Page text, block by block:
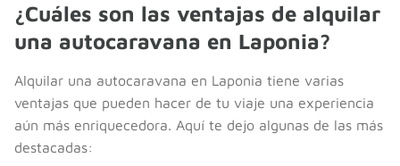
¿Cuáles son las ventajas de alquilar
una autocaravana en Laponia?
Alquilar una autocaravana en Laponia tiene varias
ventajas que pueden hacer de tu viaje una experiencia
aún más enriquecedora. Aquí te dejo algunas de las más
destacadas: